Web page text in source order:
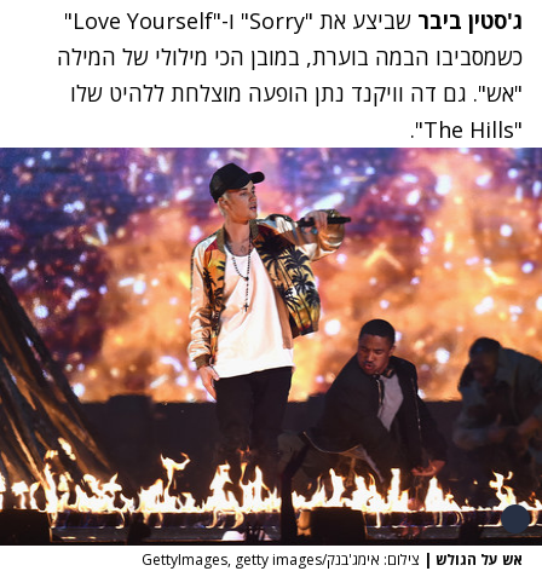
ביבר
שביצע את "Sorry" ו-"Love Yourself"
הבמה בוערת, במובן הכי מילולי של המילה
גם דה וויקנד נתן הופעה מוצלחת ללהיט שלו
על הגולש|צילום: אימג'בנק/GettyImages, getty images